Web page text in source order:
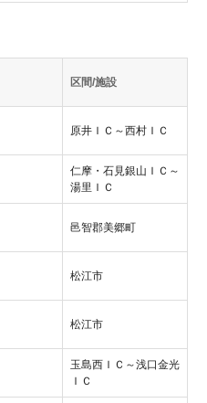
区間/施設
原井ＩＣ～西村ＩＣ
仁摩・石見銀山ＩＣ～
湯里ＩＣ
邑智郡美郷町
松江市
松江市
玉島西ＩＣ～浅口金光
ＩＣ